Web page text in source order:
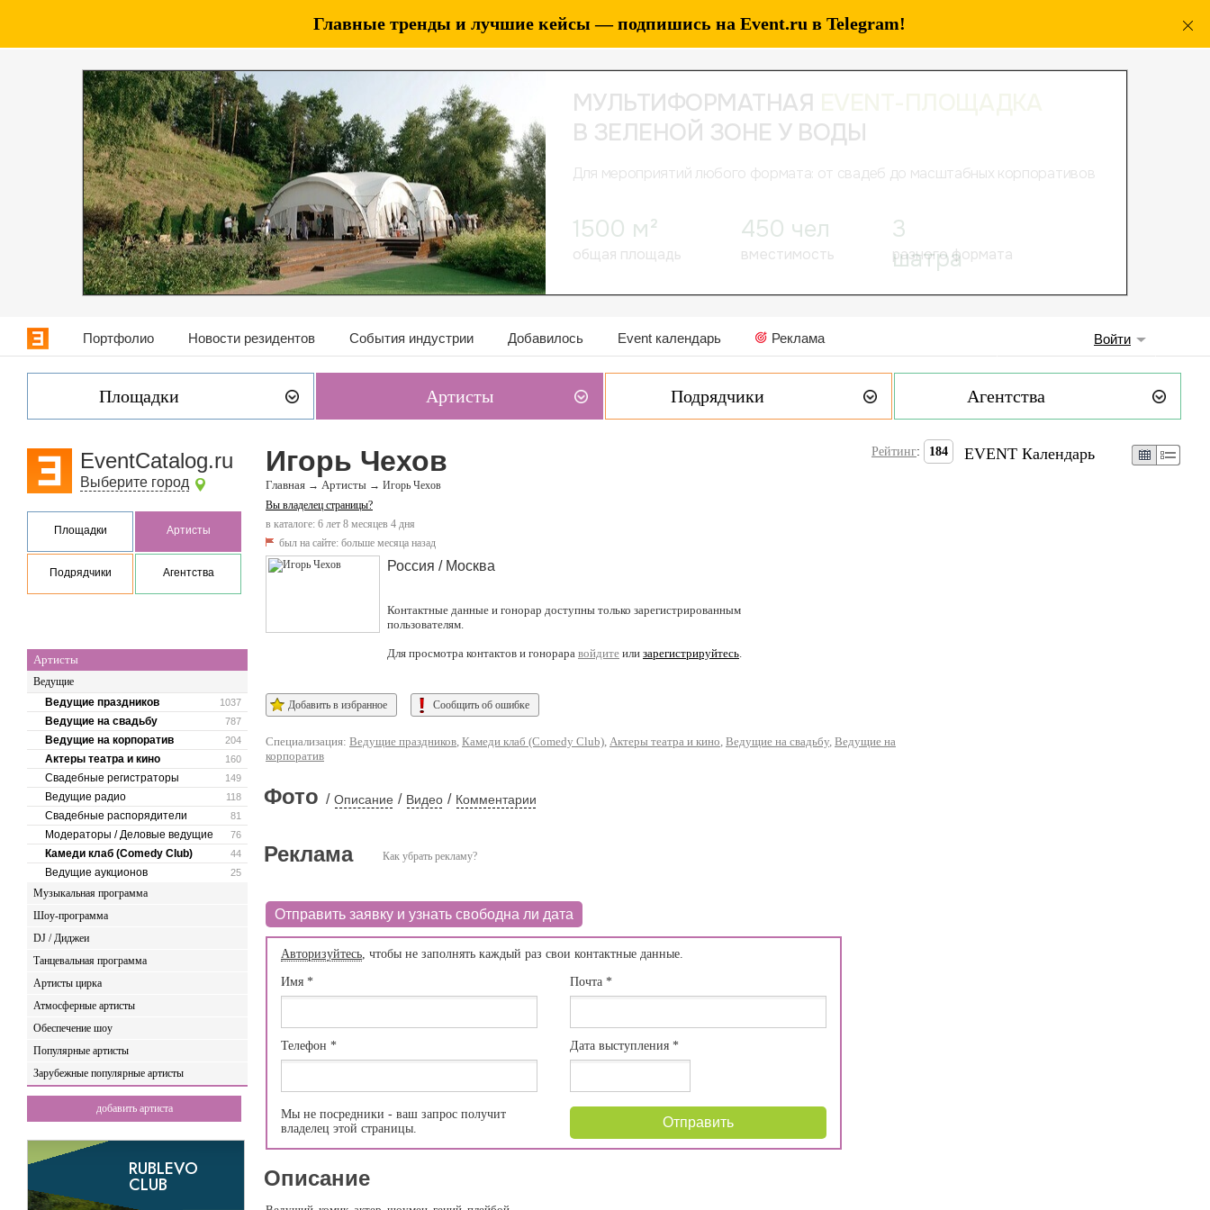
Главные тренды и лучшие кейсы — подпишись на Event.ru в Telegram!
Портфолио Новости резидентов События индустрии Добавилось Event календарь Реклама Войти
Площадки Артисты Подрядчики Агентства
EventCatalog.ru
Выберите город
Площадки Артисты
Подрядчики Агентства
Артисты
Ведущие
1037
Ведущие праздников
787
Ведущие на свадьбу
204
Ведущие на корпоратив
160
Актеры театра и кино
149
Свадебные регистраторы
118
Ведущие радио
81
Свадебные распорядители
76
Модераторы / Деловые ведущие
44
Камеди клаб (Comedy Club)
25
Ведущие аукционов
Музыкальная программа
Шоу-программа
DJ / Диджеи
Танцевальная программа
Артисты цирка
Атмосферные артисты
Обеспечение шоу
Популярные артисты
Зарубежные популярные артисты
добавить артиста
Игорь Чехов
Главная → Артисты → Игорь Чехов
Вы владелец страницы?
в каталоге: 6 лет 8 месяцев 4 дня
был на сайте: больше месяца назад
Рейтинг: 184
Россия / Москва
Контактные данные и гонорар доступны только зарегистрированным
пользователям.
Для просмотра контактов и гонорара войдите или зарегистрируйтесь.
Добавить в избранное Сообщить об ошибке
Специализация: Ведущие праздников, Камеди клаб (Comedy Club), Актеры театра и кино, Ведущие на свадьбу, Ведущие на
корпоратив
Фото / Описание / Видео / Комментарии
Как убрать рекламу?
Реклама
Отправить заявку и узнать свободна ли дата
Авторизуйтесь, чтобы не заполнять каждый раз свои контактные данные.
Имя *
Телефон *
Мы не посредники - ваш запрос получит
владелец этой страницы.
Почта*
Дата выступления*
Отправить
Описание
EVENT Календарь